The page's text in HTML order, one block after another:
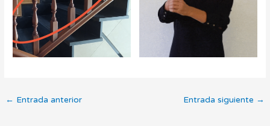
← Entrada anterior Entrada siguiente →